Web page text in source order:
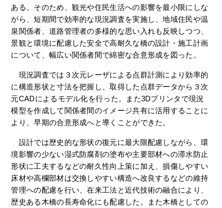
ある。そのため、観光や住民生活への影響を最小限にしな
がら、短期間で効率的な現況調査を実施し、地域住民や温
泉関係者、道路管理者の多様的な思い入れも反映しつつ、
景観と環境に配慮した安全で高耐久な橋の設計・施工計画
について、幅広い関係者間で綿密な合意形成を図った。
現況調査では３次元レーザによる点群計測により効率的
に構造形状と寸法を把握し、取得した点群データから３次
元CADによるモデル化を行った。また3Dプリンタで現況
模型を作成して関係者間のイメージ共有に活用することに
より、早期の合意形成へと導くことができた。
設計では歴史的な形状の復元に最大限配慮しながら、環
境影響の少ない湿式防腐剤の塗布や主要部材への滞水防止
形状に工夫するなどの耐久性向上策に加え、損傷しやすい
床材や高欄部材は交換しやすい構造へ改良するなどの維持
管理への配慮を行い、在来工法と近代技術の融合により、
歴史ある木橋の長寿命化にも配慮した。また木橋としての